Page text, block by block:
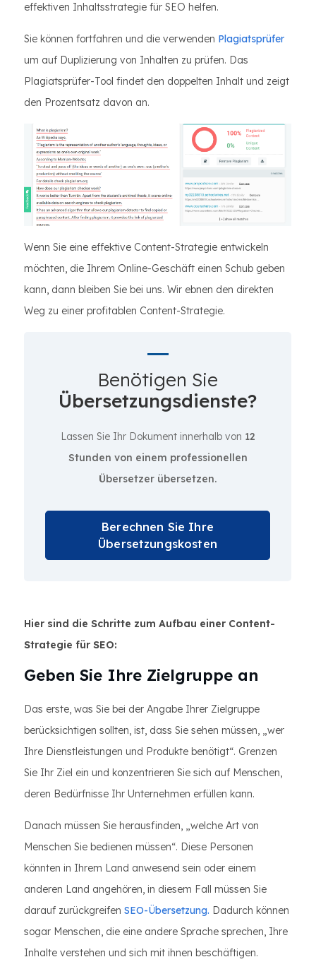
effektiven Inhaltsstrategie für SEO helfen.
Sie können fortfahren und die verwenden Plagiatsprüfer
um auf Duplizierung von Inhalten zu prüfen. Das
Plagiatsprüfer-Tool findet den doppelten Inhalt und zeigt
den Prozentsatz davon an.
Wenn Sie eine effektive Content-Strategie entwickeln
möchten, die Ihrem Online-Geschäft einen Schub geben
kann, dann bleiben Sie bei uns. Wir ebnen den direkten
Weg zu einer profitablen Content-Strategie.
Benötigen Sie
Übersetzungsdienste?
Lassen Sie Ihr Dokument innerhalb von 12
Stunden von einem professionellen
Übersetzer übersetzen.
Berechnen Sie Ihre
Übersetzungskosten
Hier sind die Schritte zum Aufbau einer Content-
Strategie für SEO:
Geben Sie Ihre Zielgruppe an
Das erste, was Sie bei der Angabe Ihrer Zielgruppe
berücksichtigen sollten, ist, dass Sie sehen müssen, „wer
Ihre Dienstleistungen und Produkte benötigt“. Grenzen
Sie Ihr Ziel ein und konzentrieren Sie sich auf Menschen,
deren Bedürfnisse Ihr Unternehmen erfüllen kann.
Danach müssen Sie herausfinden, „welche Art von
Menschen Sie bedienen müssen“. Diese Personen
könnten in Ihrem Land anwesend sein oder einem
anderen Land angehören, in diesem Fall müssen Sie
darauf zurückgreifen SEO-Übersetzung. Dadurch können
sogar Menschen, die eine andere Sprache sprechen, Ihre
Inhalte verstehen und sich mit ihnen beschäftigen.